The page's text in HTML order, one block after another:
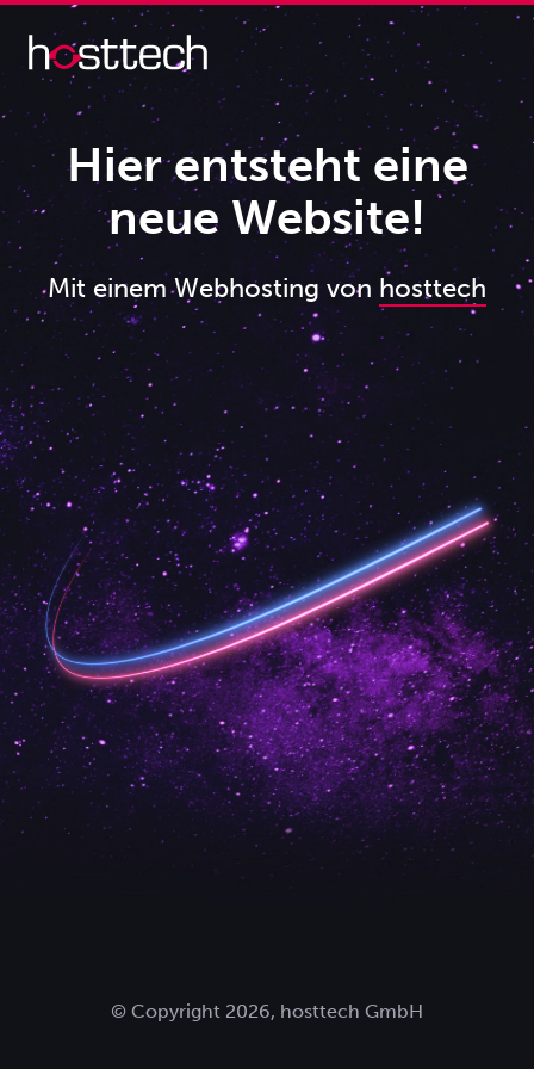
Hier entsteht eine
neue Website!
Mit einem Webhosting von hosttech
© Copyright 2026, hosttech GmbH